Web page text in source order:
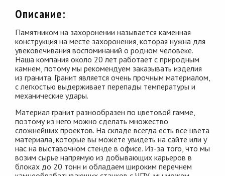
Описание:
Памятником на захоронении называется каменная
конструкция на месте захоронения, которая нужна для
увековечивания воспоминаний о родном человеке.
Наша компания около 20 лет работает с природным
камнем, потому мы рекомендуем заказывать изделия
из гранита. Гранит является очень прочным материалом,
с легкостью выдерживает перепады температуры и
механические удары.
Материал гранит разнообразен по цветовой гамме,
поэтому из него можно сделать множество
сложнейших проектов. На складе всегда есть все цвета
материала, которые вы можете увидеть на сайте или у
нас на выставочном стенде в офисе. Из-за того, что мы
возим сырье напрямую из добывающих карьеров в
блоках до 20 тонн и обладаем широким перечнем